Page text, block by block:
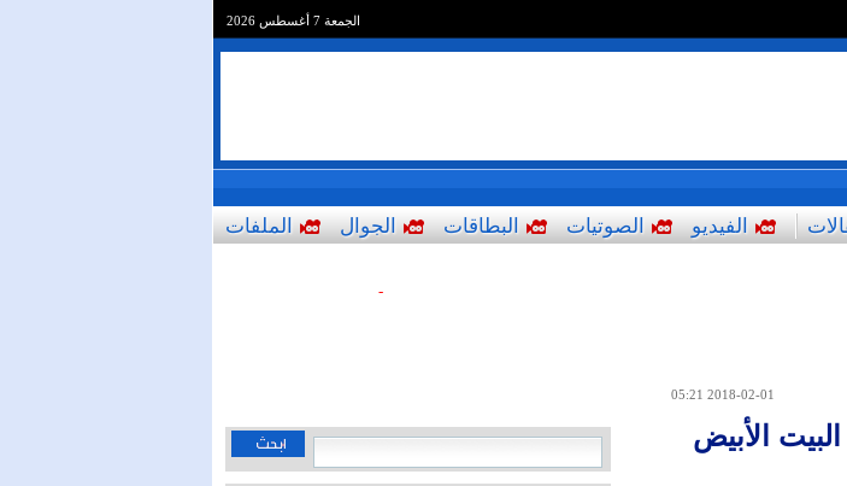
الجمعة 7 أغسطس 2026
الفيديو الصوتيات البطاقات الجوال الملفات
-
2018-02-01 05:21
الأبيض